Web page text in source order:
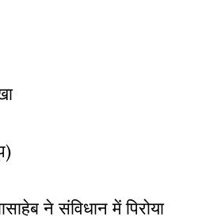
ने संविधान में पिरोया